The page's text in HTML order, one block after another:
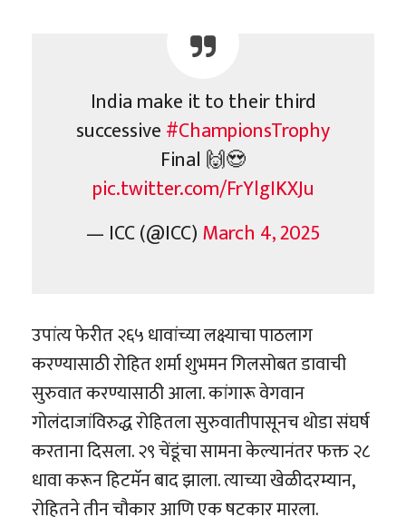
India make it to their third
successive#ChampionsTrophy
Final 🙌😍
pic.twitter.com/FrYlgIKXJu
— ICC (@ICC)March 4, 2025
उपांत्य फेरीत २६५ धावांच्या लक्ष्याचा पाठलाग
करण्यासाठी रोहित शर्मा शुभमन गिलसोबत डावाची
सुरुवात करण्यासाठी आला. कांगारू वेगवान
गोलंदाजांविरुद्ध रोहितला सुरुवातीपासूनच थोडा संघर्ष
करताना दिसला. २९ चेंडूंचा सामना केल्यानंतर फक्त २८
धावा करून हिटमॅन बाद झाला. त्याच्या खेळीदरम्यान,
रोहितने तीन चौकार आणि एक षटकार मारला.